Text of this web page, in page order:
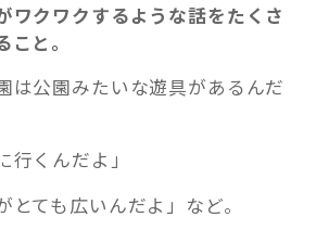
クワクするような話をたくさ
と。
は公園みたいな遊具があるんだ
行くんだよ」
とても広いんだよ」など。